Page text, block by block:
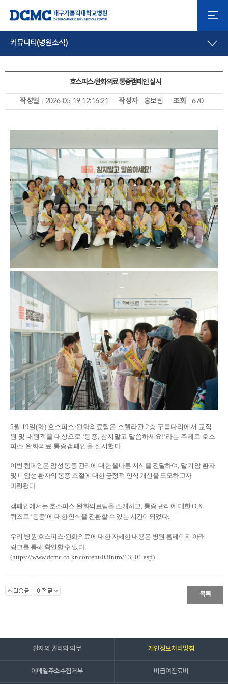
커뮤니티(병원소식)
호스피스·완화의료 통증캠페인 실시
작성일 2026-05-19 12:16:21 작성자 홍보팀 조회 670
5월 19일(화) 호스피스·완화의료팀은 스텔라관 2층 구름다리에서 교직
원 및 내원객을 대상으로 ‘통증, 참지말고 말씀하세요!’라는 주제로 호스
피스·완화의료 통증캠페인을 실시했다.
이번 캠페인은 암성 통증 관리에 대한 올바른 지식을 전달하여, 말기 암 환자
및 비암성 환자의 통증 조절에 대한 긍정적 인식 개선을 도모하고자
마련됐다.
캠페인에서는 호스피스·완화의료팀을 소개하고, 통증 관리에 대한O,X
퀴즈로 ‘통증’에 대한 인식을 전환할 수 있는 시간이되었다.
우리 병원 호스피스·완화의료에 대한 자세한 내용은 병원 홈페이지 아래
링크를 통해 확인할 수 있다.
(https://www.dcmc.co.kr/content/03intro/13_01.asp)
목록
환자의 권리와 의무 개인정보처리방침
이메일주소수집거부 비급여진료비